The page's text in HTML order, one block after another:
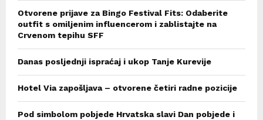
Otvorene prijave za Bingo Festival Fits: Odaberite
outfit s omiljenim influencerom i zablistajte na
Crvenom tepihu SFF
Danas posljednji ispraćaj i ukop Tanje Kurevije
Hotel Via zapošljava – otvorene četiri radne pozicije
Pod simbolom pobjede Hrvatska slavi Dan pobjede i